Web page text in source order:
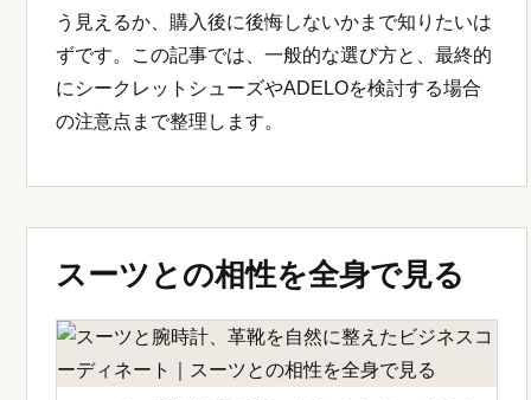
う見えるか、購入後に後悔しないかまで知りたいは
ずです。この記事では、一般的な選び方と、最終的
にシークレットシューズやADELOを検討する場合
の注意点まで整理します。
スーツとの相性を全身で見る